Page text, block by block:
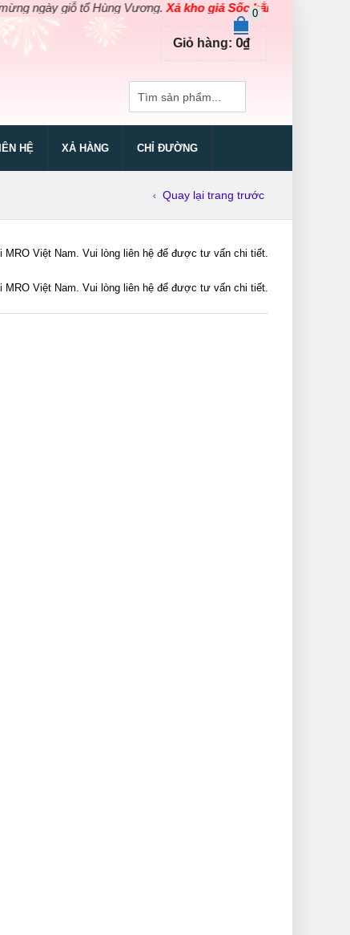
ngày giỗ tổ Hùng Vương.Xả kho giá Sốc bằng giá Gốc
0
Giỏ hàng: 0₫
HỆ XẢ HÀNG CHỈ ĐƯỜNG
Quay lại trang trước
Việt Nam. Vui lòng liên hệ để được tư vấn chi tiết.
Việt Nam. Vui lòng liên hệ để được tư vấn chi tiết.